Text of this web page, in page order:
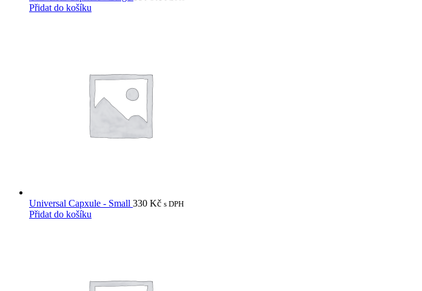
Přidat do košíku
Universal Capxule - Small 330 Kč s DPH
Přidat do košíku